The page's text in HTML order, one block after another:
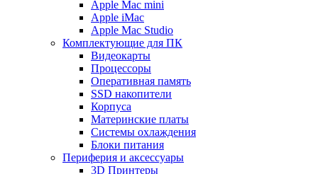
Apple Mac mini
Apple iMac
Apple Mac Studio
Комплектующие для ПК
Видеокарты
Процессоры
Оперативная память
SSD накопители
Корпуса
Материнские платы
Системы охлаждения
Блоки питания
Периферия и аксессуары
3D Принтеры